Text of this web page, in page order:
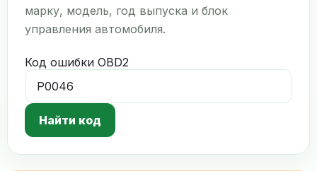
марку, модель, год выпуска и блок
управления автомобиля.
Код ошибки OBD2
Найти код